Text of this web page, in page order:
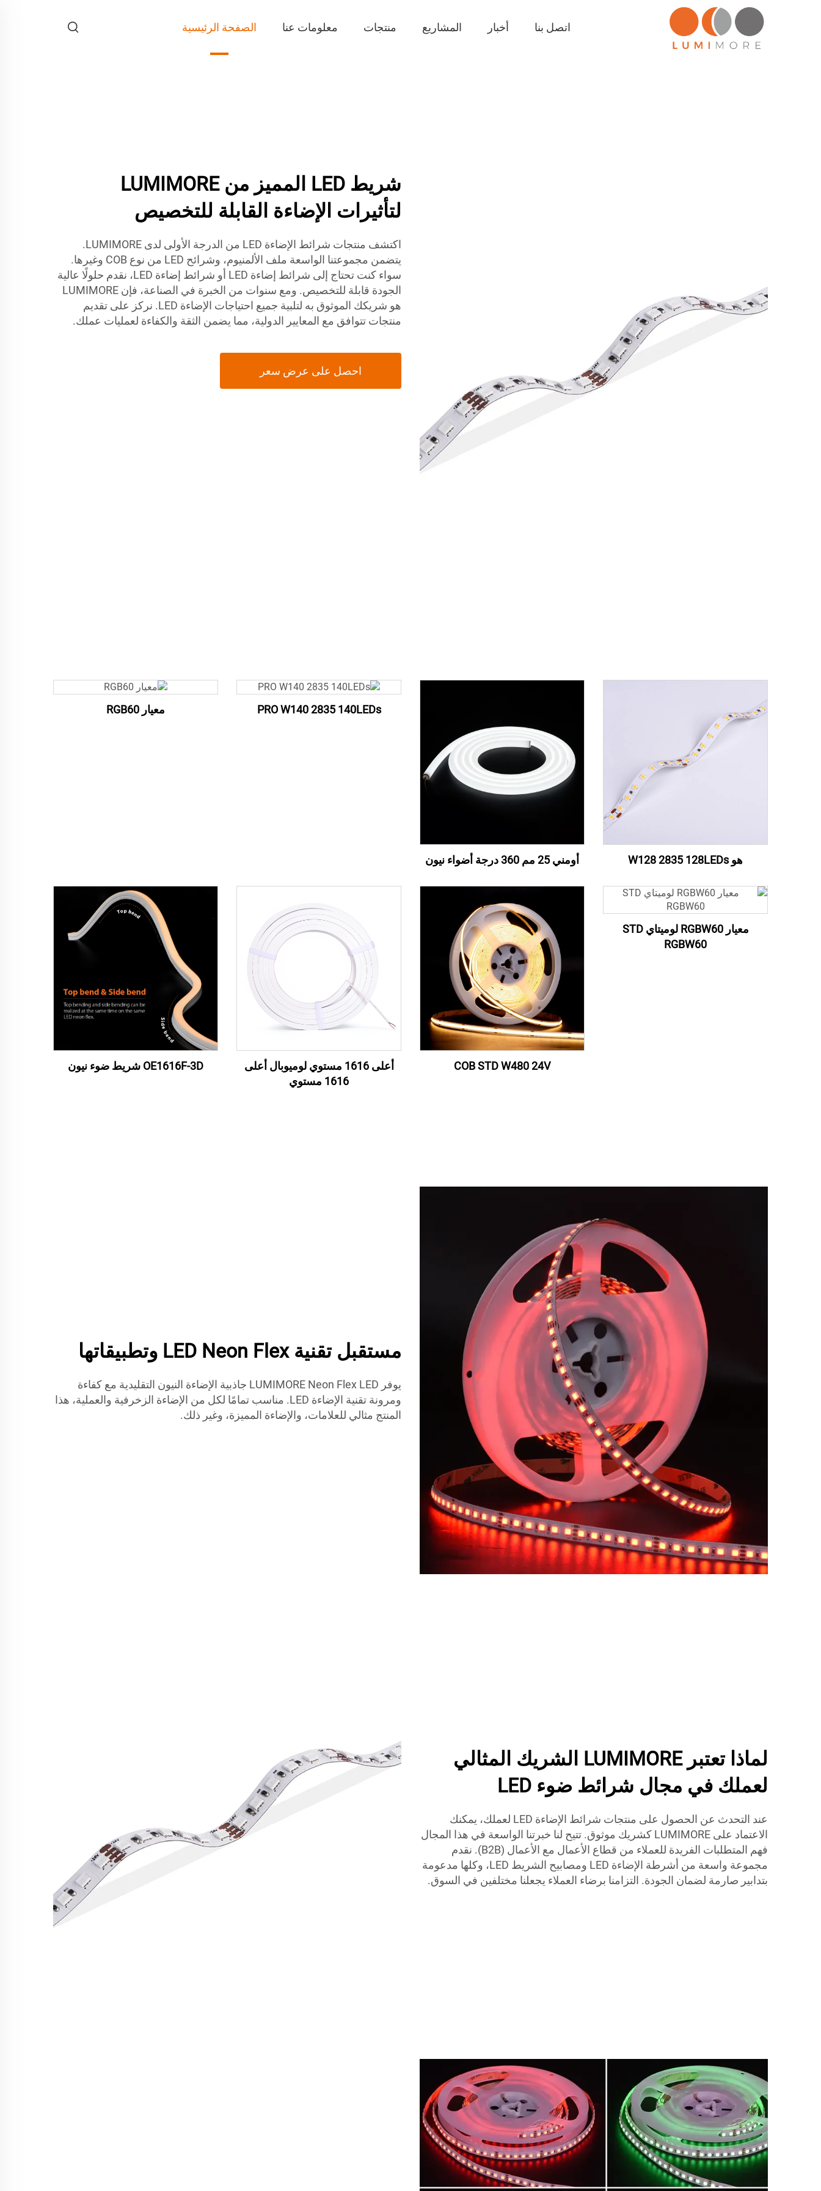
الصفحة الرئيسية معلومات عنا منتجات المشاريع أخبار اتصل بنا
شريط LED المميز من LUMIMORE
لتأثيرات الإضاءة القابلة للتخصيص
اكتشف منتجات شرائط الإضاءة LED من الدرجة الأولى لدى LUMIMORE.
يتضمن مجموعتنا الواسعة ملف الألمنيوم، وشرائح LED من نوع COB وغيرها.
سواء كنت تحتاج إلى شرائط إضاءة LED أو شرائط إضاءة LED، نقدم حلولًا عالية
الجودة قابلة للتخصيص. ومع سنوات من الخبرة في الصناعة، فإن LUMIMORE
هو شريكك الموثوق به لتلبية جميع احتياجات الإضاءة LED. نركز على تقديم
منتجات تتوافق مع المعايير الدولية، مما يضمن الثقة والكفاءة لعمليات عملك.
احصل على عرض سعر
هو W128 2835 128LEDs أومني 25 مم 360 درجة أضواء نيون
PRO W140 2835 140LEDs معيار RGB60
معيار RGBW60 لوميتاي STD
RGBW60
COB STD W480 24V
أعلى 1616 مستوي لوميوبال أعلى
1616 مستوي
OE1616F-3D شريط ضوء نيون
مستقبل تقنية LED Neon Flex وتطبيقاتها
يوفر LUMIMORE Neon Flex LED جاذبية الإضاءة النيون التقليدية مع كفاءة
ومرونة تقنية الإضاءة LED. مناسب تمامًا لكل من الإضاءة الزخرفية والعملية، هذا
المنتج مثالي للعلامات، والإضاءة المميزة، وغير ذلك.
لماذا تعتبر LUMIMORE الشريك المثالي
لعملك في مجال شرائط ضوء LED
عند التحدث عن الحصول على منتجات شرائط الإضاءة LED لعملك، يمكنك
الاعتماد على LUMIMORE كشريك موثوق. تتيح لنا خبرتنا الواسعة في هذا المجال
فهم المتطلبات الفريدة للعملاء من قطاع الأعمال مع الأعمال (B2B). نقدم
مجموعة واسعة من أشرطة الإضاءة LED ومصابيح الشريط LED، وكلها مدعومة
بتدابير صارمة لضمان الجودة. التزامنا برضاء العملاء يجعلنا مختلفين في السوق.